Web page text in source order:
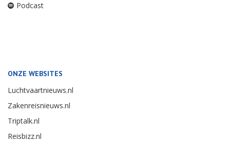
Podcast
ONZE WEBSITES
Luchtvaartnieuws.nl
Zakenreisnieuws.nl
Triptalk.nl
Reisbizz.nl